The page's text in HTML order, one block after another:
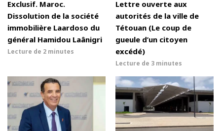
Exclusif. Maroc.
Dissolution de la société
immobilière Laardoso du
général Hamidou Laânigri
Lecture de 2 minutes
Lettre ouverte aux
autorités de la ville de
Tétouan (Le coup de
gueule d’un citoyen
excédé)
Lecture de 3 minutes